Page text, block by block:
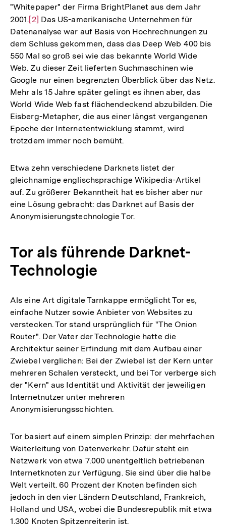
"Whitepaper" der Firma BrightPlanet aus dem Jahr
2001.Zur
Auflösung
der
Fußnote
[2] Das US-amerikanische Unternehmen für
Datenanalyse war auf Basis von Hochrechnungen zu
dem Schluss gekommen, dass das Deep Web 400 bis
550 Mal so groß sei wie das bekannte World Wide
Web. Zu dieser Zeit lieferten Suchmaschinen wie
Google nur einen begrenzten Überblick über das Netz.
Mehr als 15 Jahre später gelingt es ihnen aber, das
World Wide Web fast flächendeckend abzubilden. Die
Eisberg-Metapher, die aus einer längst vergangenen
Epoche der Internetentwicklung stammt, wird
trotzdem immer noch bemüht.
Etwa zehn verschiedene Darknets listet der
gleichnamige englischsprachige Wikipedia-Artikel
auf. Zu größerer Bekanntheit hat es bisher aber nur
eine Lösung gebracht: das Darknet auf Basis der
Anonymisierungstechnologie Tor.
Tor als führende Darknet-
Technologie
Als eine Art digitale Tarnkappe ermöglicht Tor es,
einfache Nutzer sowie Anbieter von Websites zu
verstecken. Tor stand ursprünglich für "The Onion
Router". Der Vater der Technologie hatte die
Architektur seiner Erfindung mit dem Aufbau einer
Zwiebel verglichen: Bei der Zwiebel ist der Kern unter
mehreren Schalen versteckt, und bei Tor verberge sich
der "Kern" aus Identität und Aktivität der jeweiligen
Internetnutzer unter mehreren
Anonymisierungsschichten.
Tor basiert auf einem simplen Prinzip: der mehrfachen
Weiterleitung von Datenverkehr. Dafür steht ein
Netzwerk von etwa 7.000 unentgeltlich betriebenen
Internetknoten zur Verfügung. Sie sind über die halbe
Welt verteilt. 60 Prozent der Knoten befinden sich
jedoch in den vier Ländern Deutschland, Frankreich,
Holland und USA, wobei die Bundesrepublik mit etwa
1.300 Knoten Spitzenreiterin ist.